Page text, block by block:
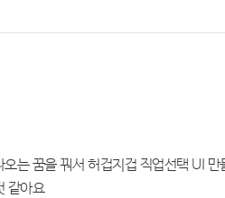
는 꿈을 꿔서 허겁지겁 직업선택 UI 만
같아요